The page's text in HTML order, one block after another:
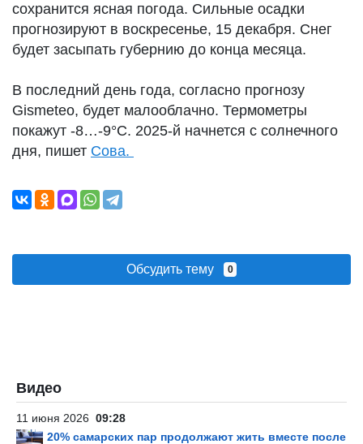
сохранится ясная погода. Сильные осадки
прогнозируют в воскресенье, 15 декабря. Снег
будет засыпать губернию до конца месяца.
В последний день года, согласно прогнозу
Gismeteo, будет малооблачно. Термометры
покажут -8…-9°С. 2025-й начнется с солнечного
дня, пишет Сова.
Обсудить тему 0
Видео
11 июня 2026 09:28
20% самарских пар продолжают жить вместе после